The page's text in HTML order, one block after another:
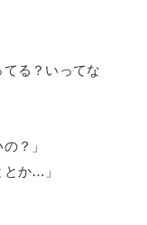
る？いってな
？」
か…」